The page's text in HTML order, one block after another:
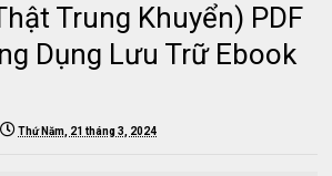
Trung Khuyển) PDF
Dụng Lưu Trữ Ebook
Thứ Năm, 21 tháng 3, 2024